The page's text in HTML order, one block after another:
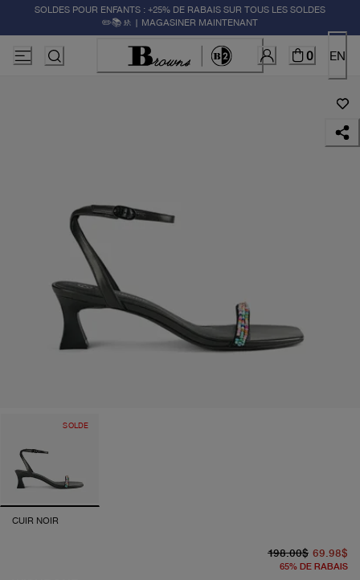
SOLDES POUR ENFANTS : +25% DE RABAIS SUR TOUS LES SOLDES
✏️📚🚸 | MAGASINER MAINTENANT
0 EN
SOLDE
CUIR NOIR
198.00$ 69.98$
65% DE RABAIS